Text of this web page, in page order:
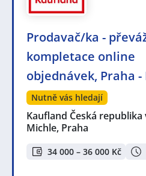
Prodavač/ka -
kompletace online
objednávek, Praha
Nutně vás hledají
Kaufland Česká
Michle, Praha
34 000 – 36 000 Kč